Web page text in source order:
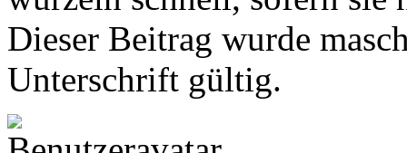
Dieser Beitrag wurde
Unterschrift gültig.